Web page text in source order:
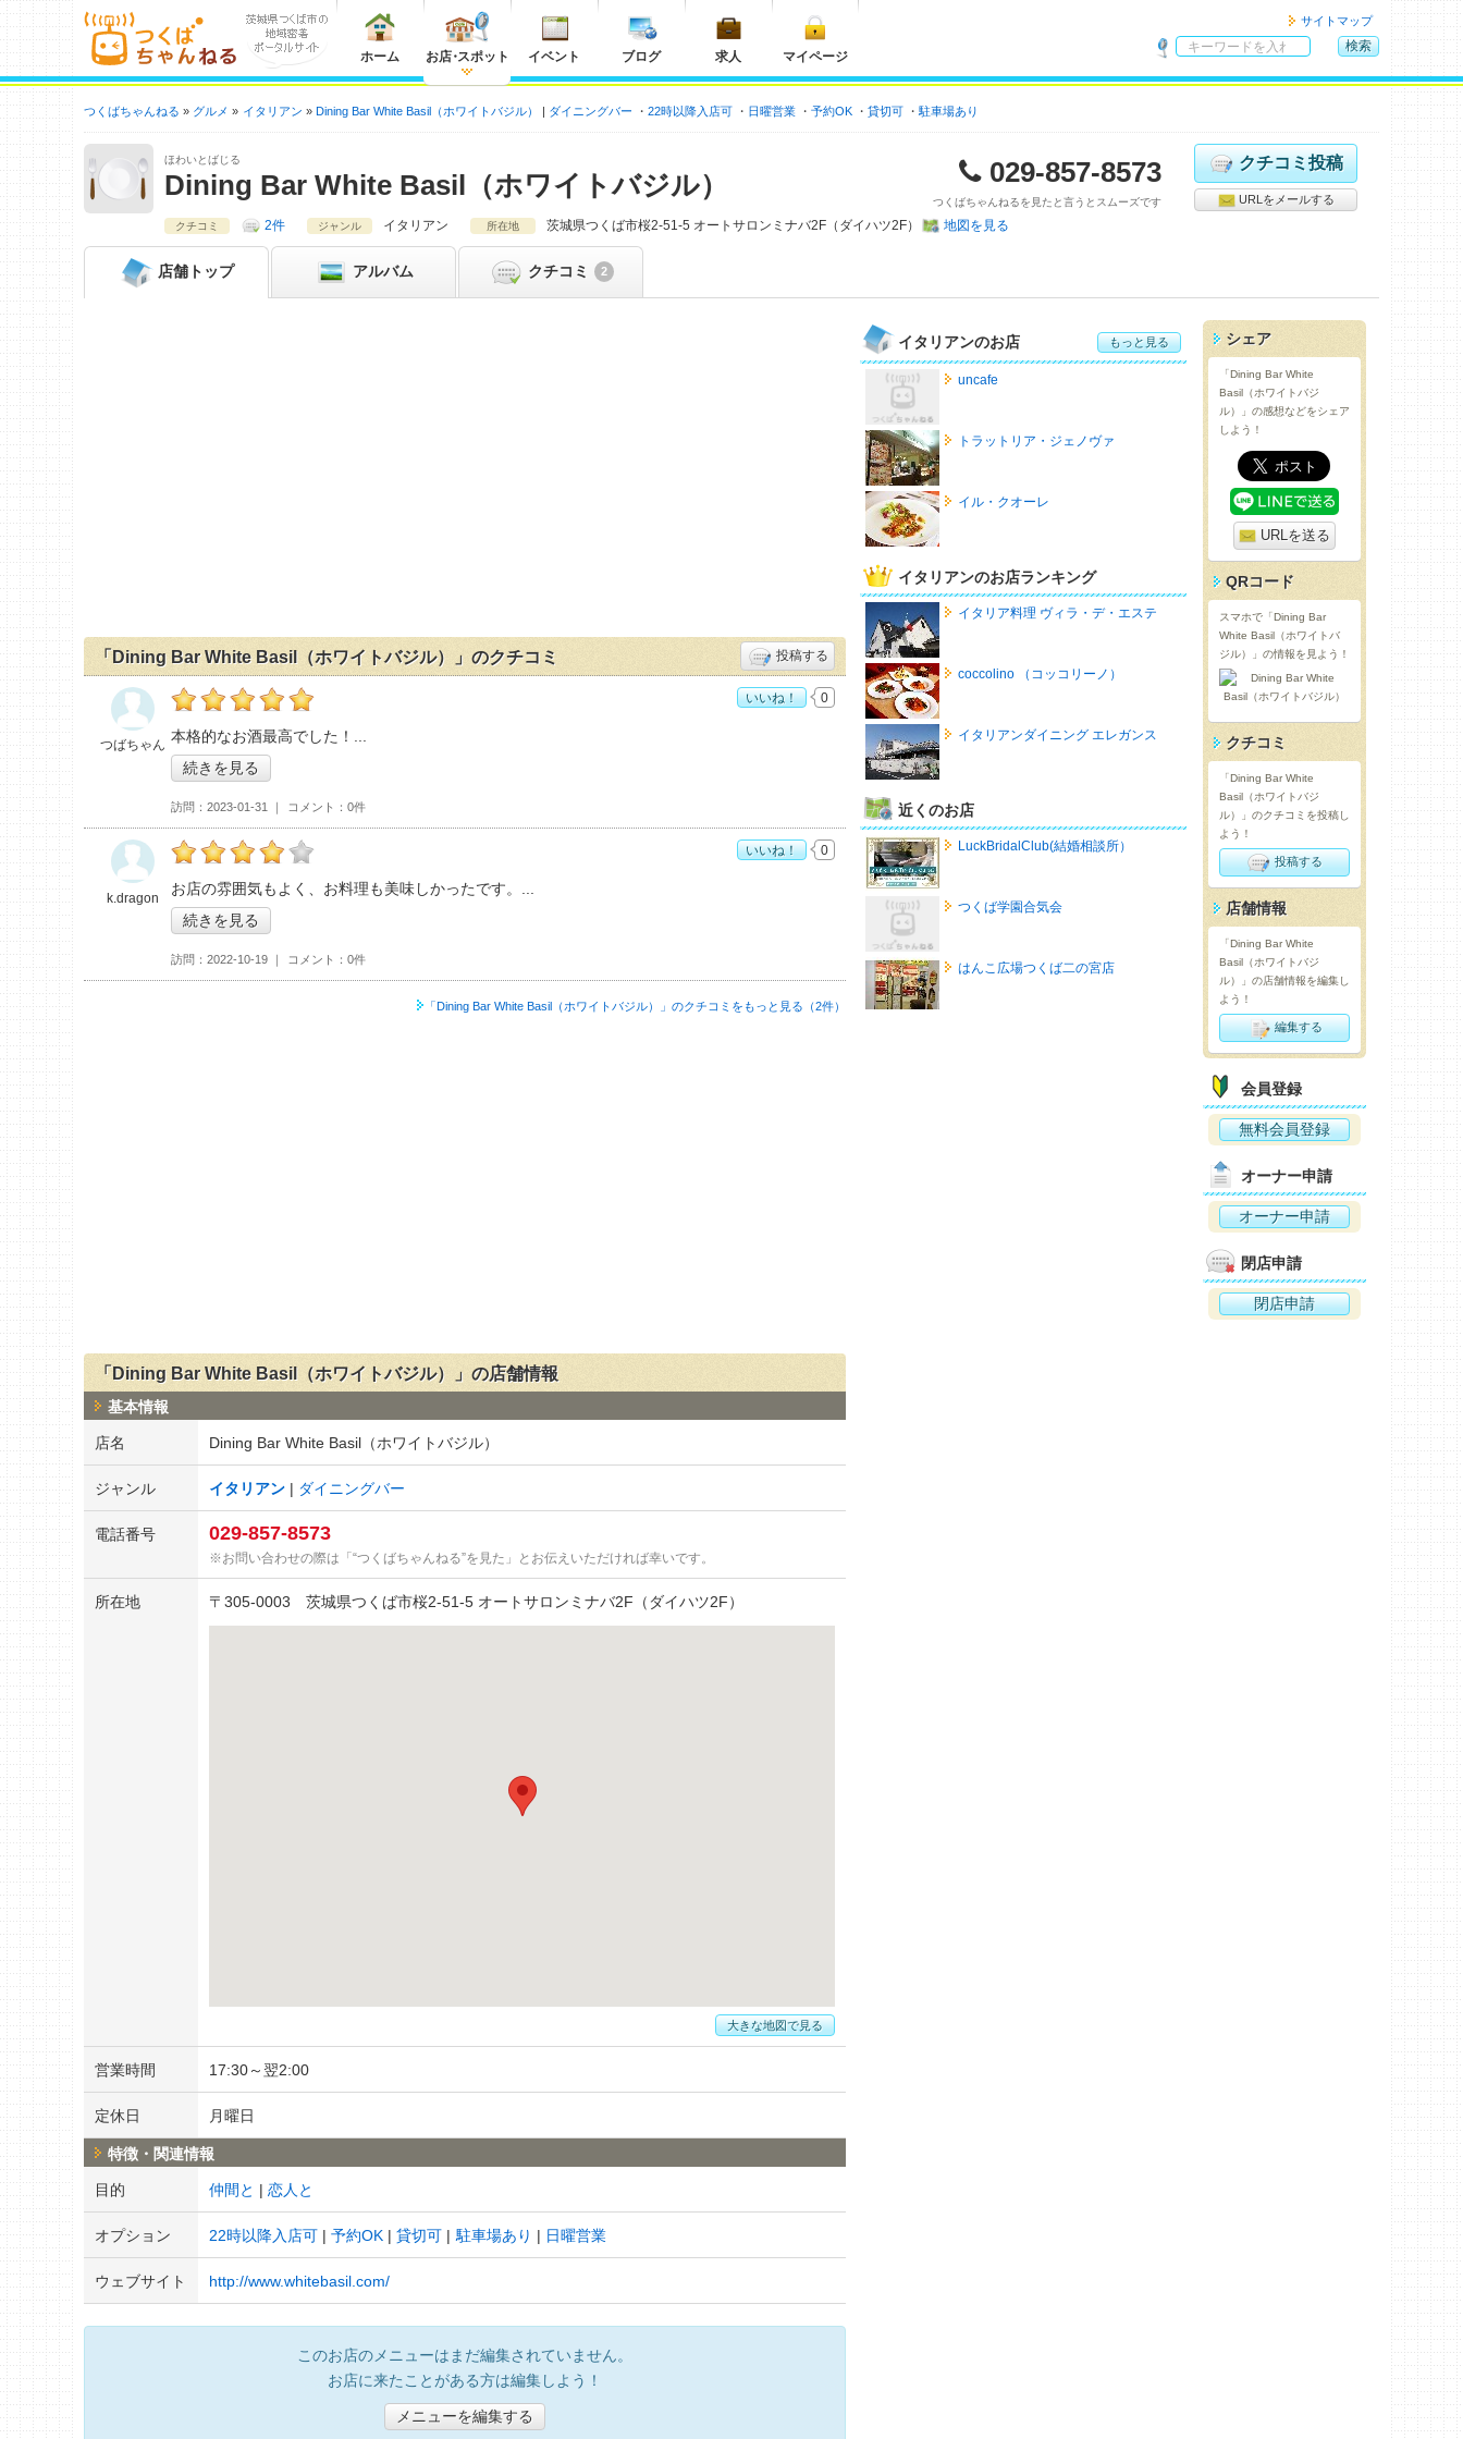
ホーム お店・スポット イベント ブログ 求人 マイページ
サイトマップ
内
索
検索
つくばちゃんねる グルメ イタリアン Dining Bar White Basil（ホワイトバジル） ダイニングバー 22時以降入店可 日曜営業 予約OK 貸切可 駐車場あり
ほわいとばじる
Dining Bar White Basil（ホワイトバジル） 029-857-8573
つくばちゃんねるを見たと言うとスムーズです
クチコミ投稿
URLをメールする
クチコミ 2件 ジャンル イタリアン 所在地 茨城県つくば市桜2-51-5 オートサロンミナバ2F（ダイハツ2F） 地図を見る
店舗 トップ アルバム クチコミ 2
「Dining Bar White Basil（ホワイトバジル）」のクチコミ 投稿する
の「Dining Bar White Basil（ホワイトバジル）」おすすめ度：
本格的なお酒最高でした！
続きを見る
訪問 2023-01-31 コメント 0件
つばちゃん
いいね！ 0
の「Dining Bar White Basil（ホワイトバジル）」おすすめ度：
お店の雰囲気もよく、お料理も美味しかったです。
続きを見る
訪問 2022-10-19 コメント 0件
k.dragon
いいね！ 0
「Dining Bar White Basil（ホワイトバジル）」のクチコミをもっと見る（2件）
「Dining Bar White Basil（ホワイトバジル）」の店舗情報
基本情報
店名 Dining Bar White Basil（ホワイトバジル）
ジャンル イタリアン ダイニングバー
電話番号 029-857-8573
お問い合わせの際は「“つくばちゃんねる”を見た」とお伝えいただければ幸いです。
所在地 〒 305-0003 茨城県つくば市桜2-51-5 オートサロンミナバ2F（ダイハツ2F）
大きな地図で見る
営業時間 17:30～翌2:00
定休日 月曜日
特徴・関連情報
目的 仲間と 恋人と
オプション 22時以降入店可 予約OK 貸切可 駐車場あり 日曜営業
ウェブサイト http://www.whitebasil.com/
このお店のメニューはまだ編集されていません。
お店に来たことがある方は編集しよう！
メニューを編集する
イタリアンのお店 もっと見る
uncafe
トラットリア・ジェノヴァ
イル・クオーレ
イタリアンのお店ランキング
イタリア料理 ヴィラ・デ・エステ
coccolino （コッコリーノ）
イタリアンダイニング エレガンス
近くのお店
LuckBridalClub(結婚相談所）
つくば学園合気会
はんこ広場つくば二の宮店
シェア
「Dining Bar White
Basil（ホワイトバジ
ル）」の感想などをシェア
しよう！
URLを送る
QRコード
スマホで「Dining Bar
White Basil（ホワイトバ
ジル）」の情報を見よう！
クチコミ
「Dining Bar White
Basil（ホワイトバジ
ル）」のクチコミを投稿し
よう！
投稿する
店舗情報
「Dining Bar White
Basil（ホワイトバジ
ル）」の店舗情報を編集し
よう！
編集する
会員登録
無料会員登録
オーナー申請
オーナー申請
閉店申請
閉店申請